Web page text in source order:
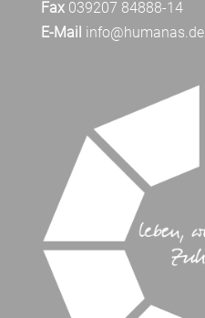
Fax039207 84888-14
E-Mail info@humanas.de